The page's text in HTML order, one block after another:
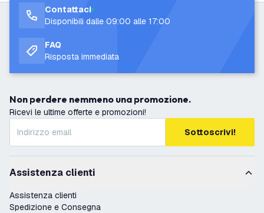
Contattaci
Disponibili dalle 09:00 alle 17:00
FAQ
Risposta immediata
Non perdere nemmeno una promozione.
Ricevi le ultime offerte e promozioni!
Sottoscrivi!
Assistenza clienti
Assistenza clienti
Spedizione e Consegna